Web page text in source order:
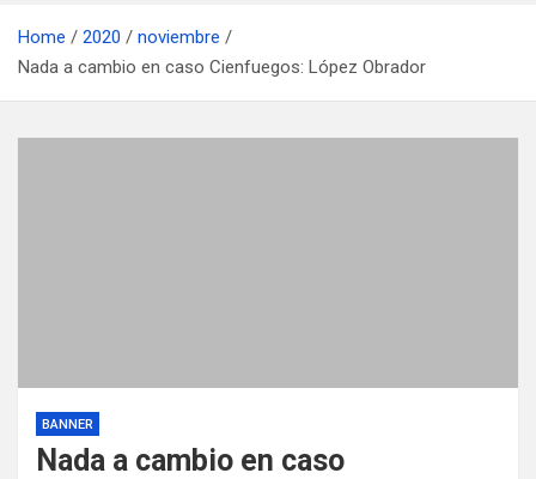
Home 2020
noviembre
Nada a cambio en caso Cienfuegos: López Obrador
BANNER
Nada a cambio en caso